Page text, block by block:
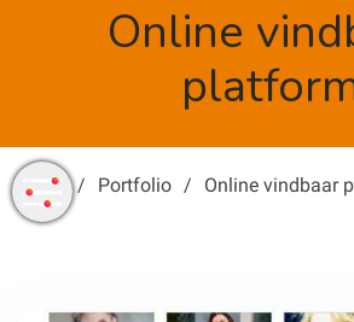
Online
Home Portfolio Online vindbaar